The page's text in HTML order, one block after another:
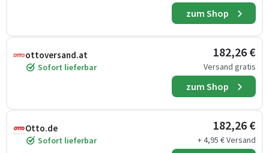
zum Shop
ottoversand.at
Sofort lieferbar
182,26 €
Versand gratis
zum Shop
Otto.de
Sofort lieferbar
182,26 €
+ 4,95 € Versand